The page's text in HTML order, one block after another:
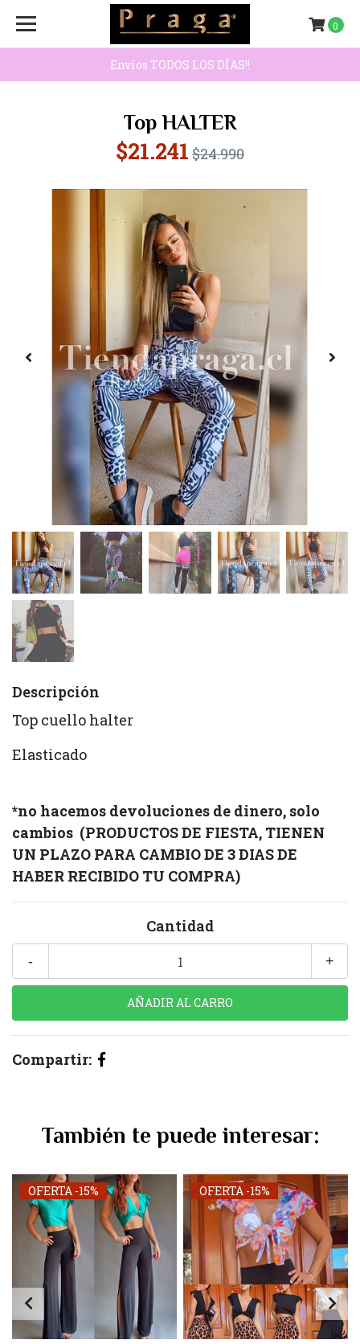
Envíos TODOS LOS DÍAS!!
0
Top HALTER
$21.241 $24.990
Descripción
Top cuello halter
Elasticado
*no hacemos devoluciones de dinero, solo
cambios (PRODUCTOS DE FIESTA, TIENEN
UN PLAZO PARA CAMBIO DE 3 DIAS DE
HABER RECIBIDO TU COMPRA)
Cantidad
+
-
Compartir:
También te puede interesar:
OFERTA -15% OFERTA -15%